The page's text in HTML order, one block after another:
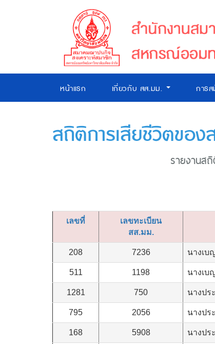
หน้าแรก เกี่ยวกับ สส.มม. การ
สถิติการเสียชีวิตของ
รายงานส
เลขที่
เลขทะเบียน
สส.มม.
208 7236 นางเบ
511 1198 นางเบ
1281 750 นางปร
795 2056 นางปร
168 5908 นางป